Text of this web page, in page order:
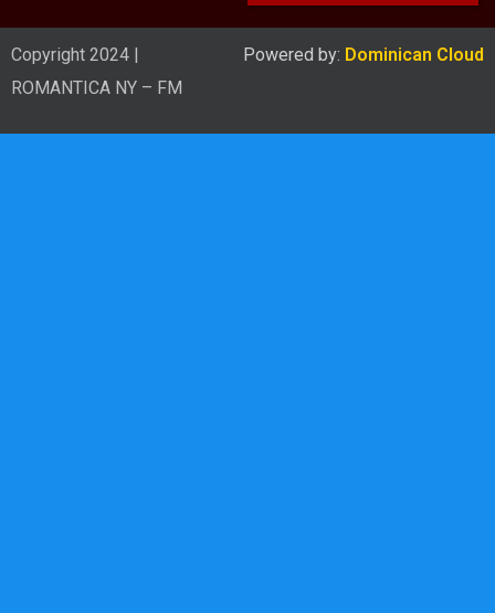
Copyright 2024 |
ROMANTICA NY – FM
Powered by: Dominican Cloud